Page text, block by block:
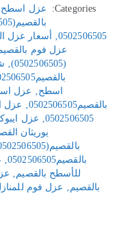
Categories:
عزل اسطح
بالقصيم(0502506505)
0502506505
‚ أسعار عزل
عزل فوم
(0502506505)
‚
بالقصيم0502506505
اسطح‚ عزل اسطح
بالقصيم0502506505
‚ عزل
0502506505
‚ عزل ايبوكسي
يوريثان القصيم
بالقصيم(0502506505)
بالقصيم0502506505
‚
للأسطح بالقصيم‚
بالقصيم‚ عزل فوم